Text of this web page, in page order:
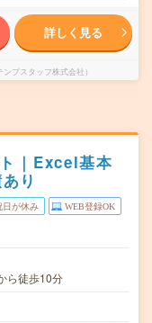
詳しく見る
プスタッフ株式会社）
｜Excel基本
り
日が休み WEB登録OK
ら徒歩10分